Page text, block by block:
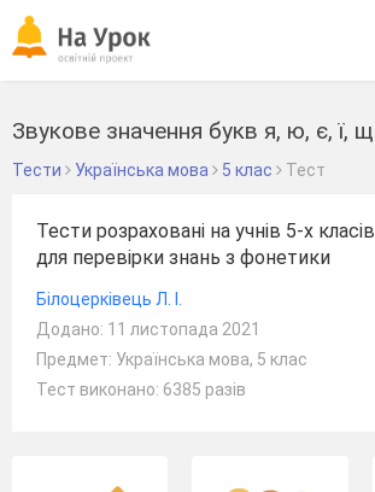
Звукове значення букв я, ю, є, ї, щ
Тести Українська мова 5 клас Тест
Тести розраховані на учнів 5-х класів
для перевірки знань з фонетики
Білоцерківець Л. І.
Додано: 11 листопада 2021
Предмет: Українська мова, 5 клас
Тест виконано: 6385 разів